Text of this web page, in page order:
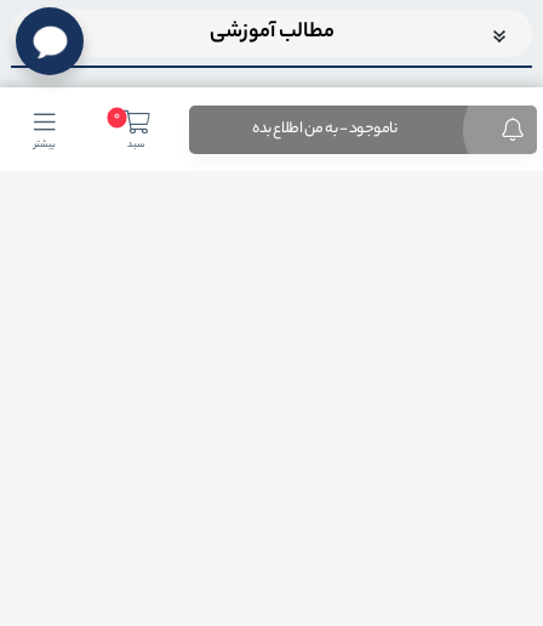
ناموجود - به من اطلاع بده 0
سبد بیشتر
مطالب آموزشی